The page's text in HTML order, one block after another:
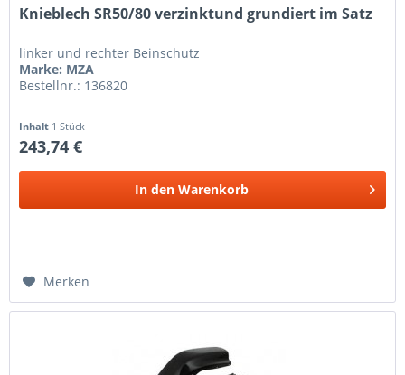
Knieblech SR50/80 verzinktund grundiert im Satz
linker und rechter Beinschutz
Marke: MZA
Bestellnr.: 136820
Inhalt 1 Stück
243,74 €
In den Warenkorb
Merken